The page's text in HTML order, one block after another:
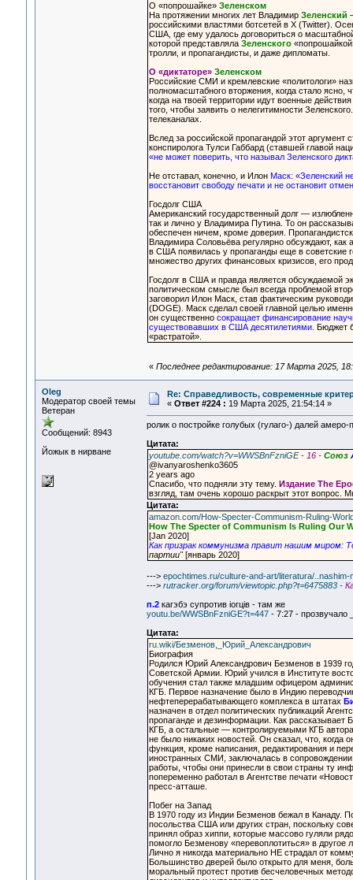
О «попрошайке» Зеленском
На протяжении многих лет Владимир Зеленский
российскими властями ботсетей в Х (Twitter).
США, где ему удалось договориться о
которой представляла Зеленского
тролли, и пропагандисты, и даже дипломаты.
О «диктаторе»Зеленском
Российские СМИ и кремлевские «политологи»
полномасштабного вторжения, когда стало
когда на твоей территории идут военные
того, чтобы заявить о нелегитимности
телеканалах.
Вслед за российской пропагандой этот
конспиролога Тулси Габбард (ставшей главой
«не может поверить, что называл Зеленского
Не отставал, конечно, и Илон Маск: «Зеленский
восстановит свободу печати и не остановит
Госдолг США
Американский государственный долг —
так и лично у Владимира Путина. То он
обеспечен ничем, кроме доверия.
Владимира Соловьёва регулярно обсуждают,
в США появилась у пропаганды еще в советские
множество других финансовых кризисов, его
Госдолг в США и правда является обсуждаемой
политическом смысле был всегда проблемой
заговорил Илон Маск, став фактическим
(DOGE). Маск сделал своей главной целью
он существенно сокращает финансирование
существовавших в США десятилетиями.
Бюджет
«растратой».
« Последнее редактирование: 17 Марта 2025,
Oleg
Модератор своей темы
Ветеран
Сообщений: 8943
Йожык в нирване
Re: Справедливость, современные
« Ответ #224 : 19 Марта 2025, 21:54:14 »
ролик о постройке голубых (гулаго-) далей
Цитата:
youtube.com/watch?v=WWSBnFzniGE - 16 - Союз
@ivanyaroshenko3605
2 years ago
Спасибо, что подняли эту тему. Издание The
взгляд, там очень хорошо раскрыт этот вопрос.
Цитата:
amazon.com/How-Specter-Communism-Ruling-
How The Specter of Communism Is Ruling Our
[Jan 2020]
Как призрак коммунизма правит нашим миром:
партии" [январь 2020]
---> epochtimes.ru/culture-and-art/literatura/..nashim-
---> rutracker.org/forum/viewtopic.php?t=6475883 -
п.2кагэбэ супротив iогцiв - там же
youtu.be/WWSBnFzniGE?t=447- 7:27 - прозвучало
Цитата:
ru.wiki/Безменов,_Юрий_Александрович
Биография
Родился Юрий Александрович Безменов в 1939
Советской Армии. Юрий учился в Институте
обучения стал также младшим офицером
КГБ. Первое назначение было в Индию
нефтеперерабатывающего комплекса в штатах
назначен в отдел политических публикаций
пропаганде и дезинформации. Как
КГБ, а остальные — контролируемыми КГБ
не было никаких новостей. Он сказал, что,
функция, кроме написания, редактирования и
иностранных СМИ, заключалась в
работы, чтобы они принесли в свои страны ту
попеременно работал в Агентстве печати
пресс-атташе.
Побег на Запад
В 1970 году из Индии Безменов бежал в Канаду.
посольства США или других стран, поскольку
принял образ хиппи, которые массово гуляли
помогло Безменову «перевоплотиться» в
Лично я никогда материально НЕ страдал от
Большинство дверей было открыто для меня,
моральный протест против бесчеловечных